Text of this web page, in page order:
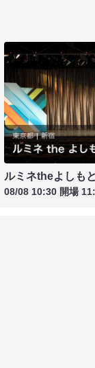
ルミネtheよしも
08/08 10:30 開場